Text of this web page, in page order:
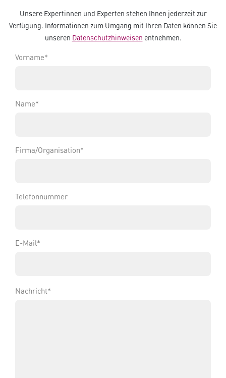
Unsere Expertinnen und Experten stehen Ihnen jederzeit zur
Verfügung. Informationen zum Umgang mit Ihren Daten können Sie
unseren Datenschutzhinweisen entnehmen.
Vorname*
Name*
Firma/Organisation*
Telefonnummer
E-Mail*
Nachricht*